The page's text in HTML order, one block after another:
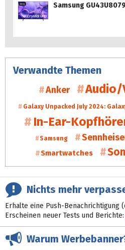
Samsung
Verwandte Themen
Anker
Galaxy Unpacked July 2024:
In-Ear-
Samsung
Smartwatches
Nichts mehr
Erhalte eine Push-Benachrichtigung
Erscheinen neuer Tests und Berichte:
Warum